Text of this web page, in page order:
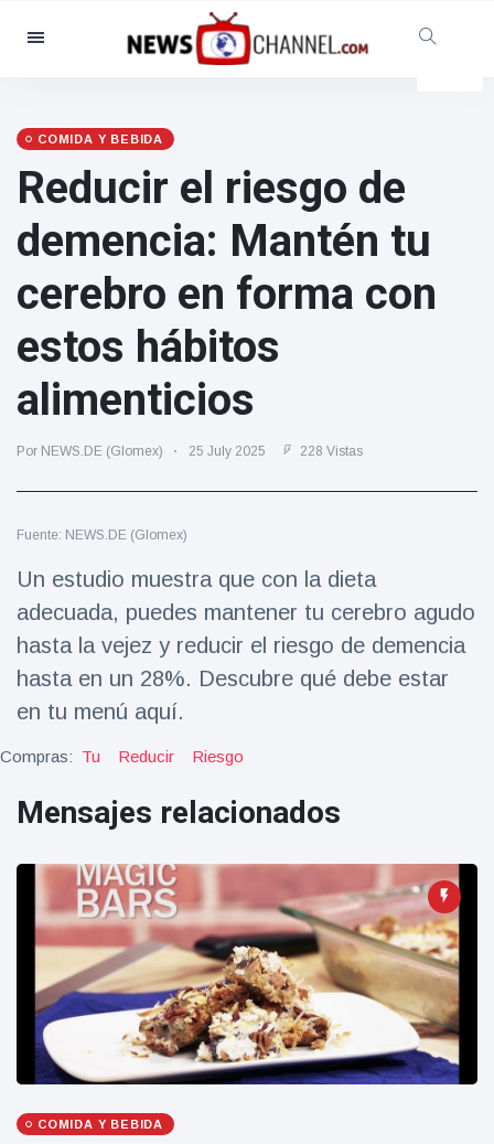
Categorías
Social y Diversión
Cine y TV
(81)
Celebridades
(13938)
Moda y Belleza
(122)
Comida y bebida
(79)
Juegos
(160)
entretenimiento
Últimas noticias
in English |
9000 Vistas
Halloween -
octubre!
8 May
7432
Vistas
Großmutter
feiert ihren
99.
Geburtstag
und tanzt
zu
Mariachi-
Band
8 May
1133
Vistas
COMIDA Y BEBIDA
Reducir el riesgo de
demencia: Mantén tu
cerebro en forma con
estos hábitos
alimenticios
Por NEWS.DE (Glomex) 25 July 2025 228 Vistas
Fuente: NEWS.DE (Glomex)
Un estudio muestra que con la dieta
adecuada, puedes mantener tu cerebro agudo
hasta la vejez y reducir el riesgo de demencia
hasta en un 28%. Descubre qué debe estar
en tu menú aquí.
Compras: Tu Reducir Riesgo
Mensajes relacionados
COMIDA Y BEBIDA